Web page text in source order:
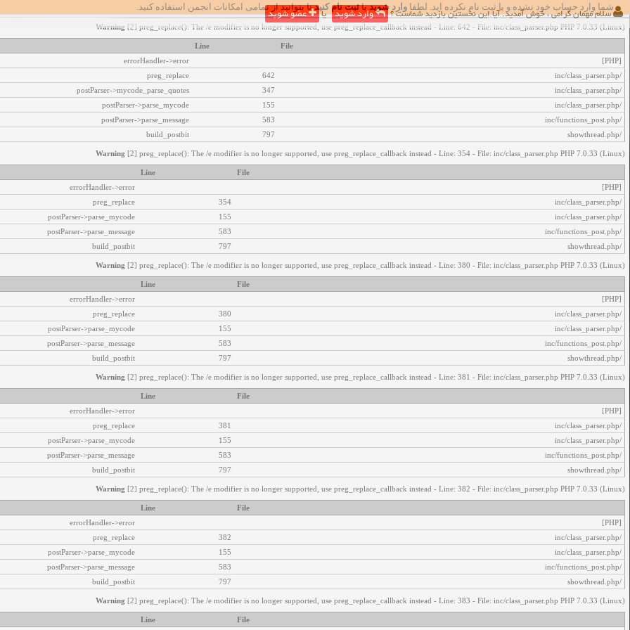
شما وارد حساب خود نشده و یا ثبت نام نکرده اید. لطفا وارد شویدیاثبت نام کنیدتا بتوانید از تمامی امکانات انجمن استفاده کنید. اخطار‌های زیر رخ داد:
Warning [2] preg_replace(): The /e modifier is no longer supported, use preg_replace_callback instead - Line: 642 - File: inc/class_parser.php PHP 7.0.33 (Linux)
File
Line
[PHP]
errorHandler->error
/inc/class_parser.php
642
preg_replace
/inc/class_parser.php
347
postParser->mycode_parse_quotes
/inc/class_parser.php
155
postParser->parse_mycode
/inc/functions_post.php
583
postParser->parse_message
/showthread.php
797
build_postbit
Warning [2] preg_replace(): The /e modifier is no longer supported, use preg_replace_callback instead - Line: 354 - File: inc/class_parser.php PHP 7.0.33 (Linux)
File
Line
[PHP]
errorHandler->error
/inc/class_parser.php
354
preg_replace
/inc/class_parser.php
155
postParser->parse_mycode
/inc/functions_post.php
583
postParser->parse_message
/showthread.php
797
build_postbit
Warning [2] preg_replace(): The /e modifier is no longer supported, use preg_replace_callback instead - Line: 380 - File: inc/class_parser.php PHP 7.0.33 (Linux)
File
Line
[PHP]
errorHandler->error
/inc/class_parser.php
380
preg_replace
/inc/class_parser.php
155
postParser->parse_mycode
/inc/functions_post.php
583
postParser->parse_message
/showthread.php
797
build_postbit
Warning [2] preg_replace(): The /e modifier is no longer supported, use preg_replace_callback instead - Line: 381 - File: inc/class_parser.php PHP 7.0.33 (Linux)
File
Line
[PHP]
errorHandler->error
/inc/class_parser.php
381
preg_replace
/inc/class_parser.php
155
postParser->parse_mycode
/inc/functions_post.php
583
postParser->parse_message
/showthread.php
797
build_postbit
Warning [2] preg_replace(): The /e modifier is no longer supported, use preg_replace_callback instead - Line: 382 - File: inc/class_parser.php PHP 7.0.33 (Linux)
File
Line
[PHP]
errorHandler->error
/inc/class_parser.php
382
preg_replace
/inc/class_parser.php
155
postParser->parse_mycode
/inc/functions_post.php
583
postParser->parse_message
/showthread.php
797
build_postbit
Warning [2] preg_replace(): The /e modifier is no longer supported, use preg_replace_callback instead - Line: 383 - File: inc/class_parser.php PHP 7.0.33 (Linux)
File
Line
سلام مهمان گرامی ، خوش آمدید. آیا این نخستین بازدید شماست ؟ وارد شوید یا عضو شوید